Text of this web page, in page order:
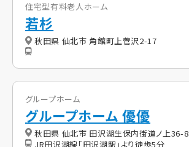
住宅型有料老人ホーム
若杉
秋田県 仙北市 角館町上菅沢2-17
グループホーム
グループホーム 優優
秋田県 仙北市 田沢湖生保内街道ノ上36-8
JR田沢湖線「田沢湖駅」より徒歩5分